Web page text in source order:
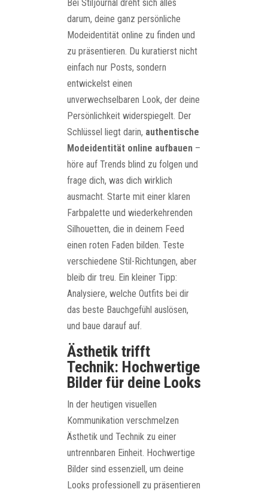
Bei Stiljournal dreht sich alles
darum, deine ganz persönliche
Modeidentität online zu finden und
zu präsentieren. Du kuratierst nicht
einfach nur Posts, sondern
entwickelst einen
unverwechselbaren Look, der deine
Persönlichkeit widerspiegelt. Der
Schlüssel liegt darin, authentische
Modeidentität online aufbauen –
höre auf Trends blind zu folgen und
frage dich, was dich wirklich
ausmacht. Starte mit einer klaren
Farbpalette und wiederkehrenden
Silhouetten, die in deinem Feed
einen roten Faden bilden. Teste
verschiedene Stil-Richtungen, aber
bleib dir treu. Ein kleiner Tipp:
Analysiere, welche Outfits bei dir
das beste Bauchgefühl auslösen,
und baue darauf auf.
Ästhetik trifft
Technik: Hochwertige
Bilder für deine Looks
In der heutigen visuellen
Kommunikation verschmelzen
Ästhetik und Technik zu einer
untrennbaren Einheit. Hochwertige
Bilder sind essenziell, um deine
Looks professionell zu präsentieren